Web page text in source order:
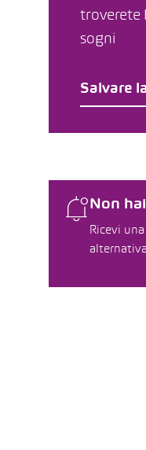
Non
Ricevi
troverete
sogni
Salvare